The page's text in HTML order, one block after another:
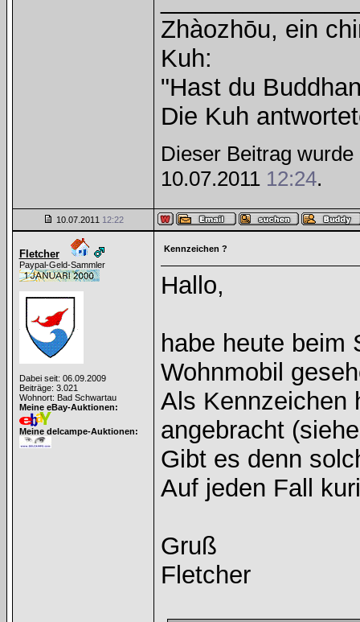
Zhàozhōu, ein
Kuh:
"Hast du
Die Kuh
Dieser Beitrag
10.07.2011 12:24.
10.07.2011 12:22
Fletcher
Paypal-Geld-Sammler
Dabei seit: 06.09.2009
Beiträge: 3.021
Wohnort: Bad Schwartau
Meine eBay-Auktionen:
Meine delcampe-Auktionen:
Kennzeichen ?
Hallo,
habe heute beim
Wohnmobil
Als Kennzeichen
angebracht
Gibt es denn
Auf jeden Fall
Gruß
Fletcher